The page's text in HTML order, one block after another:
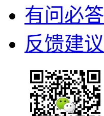
有问必答
反馈建议